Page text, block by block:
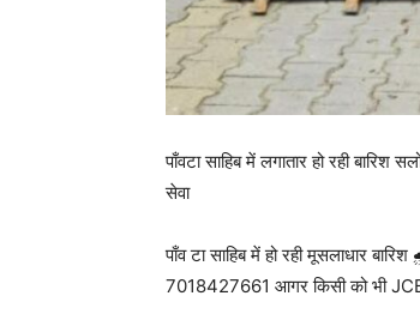
पाँवटा साहिब में लगातार हो रही
सेवा
पाँव टा साहिब में हो रही मूसलाधार
7018427661 आगर किसी को भी